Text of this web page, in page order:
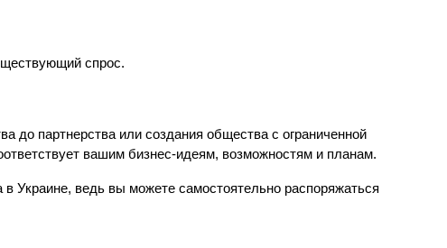
спрос.
до партнерства или создания общества с ограниченной
вашим бизнес-идеям, возможностям и планам.
Украине, ведь вы можете самостоятельно распоряжаться